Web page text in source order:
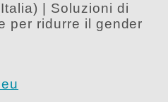
| Soluzioni di
per ridurre il gender